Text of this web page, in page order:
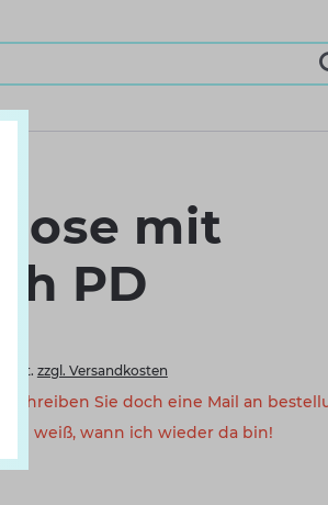
mit
PD
zzgl. Versandkosten
Sie doch eine Mail an
weiß, wann ich wieder da bin!